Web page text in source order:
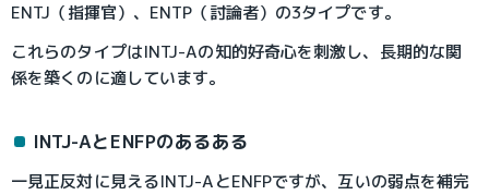
ENTJ（指揮官）、ENTP（討論者）の3タイプです。
これらのタイプはINTJ-Aの知的好奇心を刺激し、長期的な関
係を築くのに適しています。
INTJ-AとENFPのあるある
一見正反対に見えるINTJ-AとENFPですが、互いの弱点を補完